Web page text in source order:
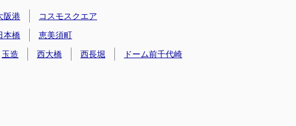
阪港
コスモスクエア
本橋
恵美須町
玉造
西大橋 西長堀 ドーム前千代崎